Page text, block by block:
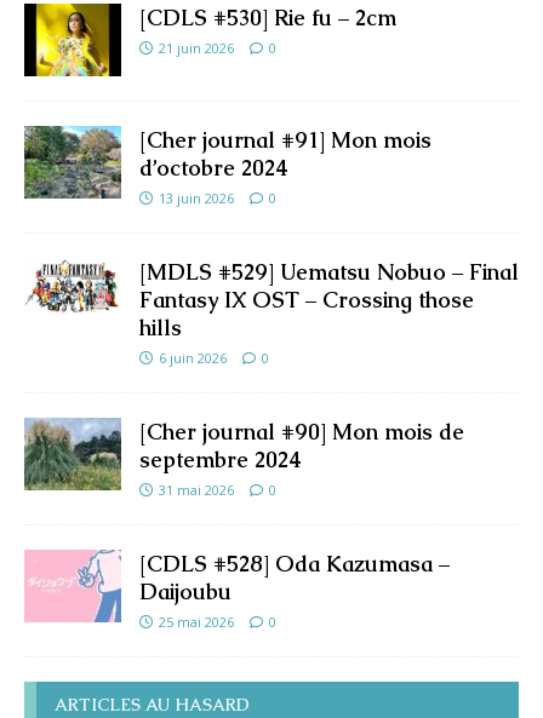
[CDLS #530] Rie fu – 2cm
21 juin 2026 0
[Cher journal #91] Mon mois
d’octobre 2024
13 juin 2026 0
[MDLS #529] Uematsu Nobuo – Final
Fantasy IX OST – Crossing those
hills
6 juin 2026 0
[Cher journal #90] Mon mois de
septembre 2024
31 mai 2026 0
[CDLS #528] Oda Kazumasa –
Daijoubu
25 mai 2026 0
ARTICLES AU HASARD